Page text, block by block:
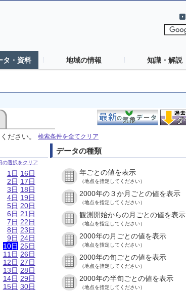
タ・資料 地域の情報 知識・解説
ださい。 検索条件を全てクリア
の選択をクリア
1日
2日
3日
4日
5日
6日
7日
8日
9日
10日
11日
12日
13日
14日
15日
16日
17日
18日
19日
20日
21日
22日
23日
24日
25日
26日
27日
28日
29日
30日
データの種類
年ごとの値を表示
（地点を指定してください）
2000年の３か月ごとの値を表示
（地点を指定してください）
観測開始からの月ごとの値を表示
（地点を指定してください）
2000年の月ごとの値を表示
（地点を指定してください）
2000年の旬ごとの値を表示
（地点を指定してください）
2000年の半旬ごとの値を表示
（地点を指定してください）